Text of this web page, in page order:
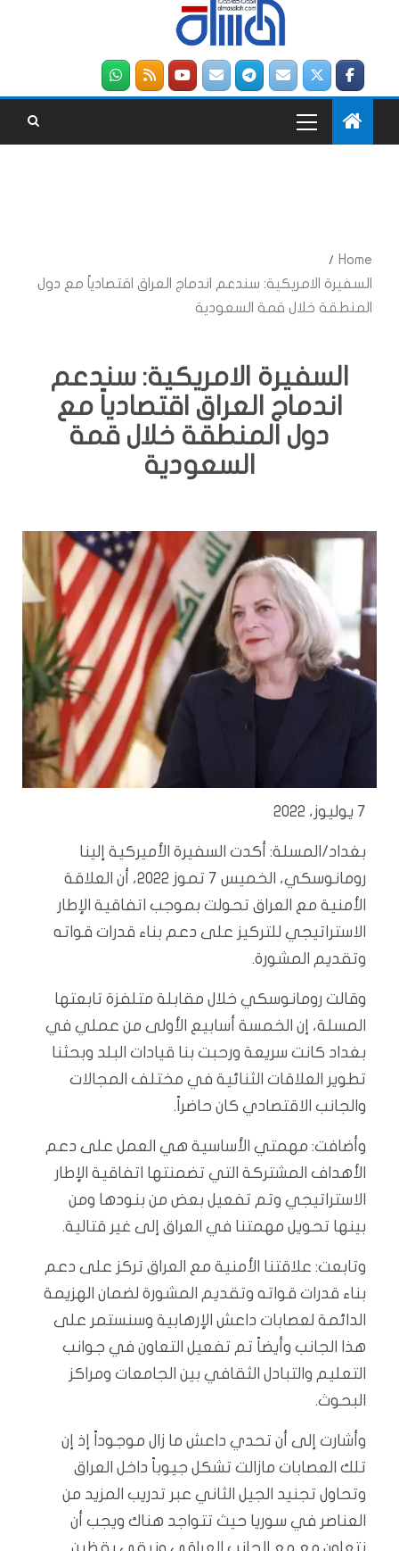
Home
السفيرة الامريكية: سندعم اندماج العراق اقتصادياً مع دول
المنطقة خلال قمة السعودية
السفيرة الامريكية: سندعم
اندماج العراق اقتصادياً مع
دول المنطقة خلال قمة
السعودية
7 يوليوز، 2022
بغداد/المسلة: أكدت السفيرة الأميركية إلينا
رومانوسكي، الخميس 7 تموز 2022، أن العلاقة
الأمنية مع العراق تحولت بموجب اتفاقية الإطار
الاستراتيجي للتركيز على دعم بناء قدرات قواته
وتقديم المشورة.
وقالت رومانوسكي خلال مقابلة متلفزة تابعتها
المسلة، إن الخمسة أسابيع الأولى من عملي في
بغداد كانت سريعة ورحبت بنا قيادات البلد وبحثنا
تطوير العلاقات الثنائية في مختلف المجالات
والجانب الاقتصادي كان حاضراً.
وأضافت: مهمتي الأساسية هي العمل على دعم
الأهداف المشتركة التي تضمنتها اتفاقية الإطار
الاستراتيجي وتم تفعيل بعض من بنودها ومن
بينها تحويل مهمتنا في العراق إلى غير قتالية.
وتابعت: علاقتنا الأمنية مع العراق تركز على دعم
بناء قدرات قواته وتقديم المشورة لضمان الهزيمة
الدائمة لعصابات داعش الإرهابية وسنستمر على
هذا الجانب وأيضاً تم تفعيل التعاون في جوانب
التعليم والتبادل الثقافي بين الجامعات ومراكز
البحوث.
وأشارت إلى أن تحدي داعش ما زال موجوداً إذ إن
تلك العصابات مازالت تشكل جيوباً داخل العراق
وتحاول تجنيد الجيل الثاني عبر تدريب المزيد من
العناصر في سوريا حيث تتواجد هناك ويجب أن